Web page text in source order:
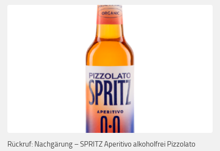
Rückruf: Nachgärung – SPRITZ Aperitivo alkoholfrei Pizzolato